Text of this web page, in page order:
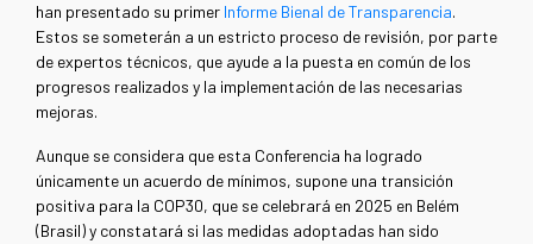
han presentado su primer Informe Bienal de Transparencia.
Estos se someterán a un estricto proceso de revisión, por parte
de expertos técnicos, que ayude a la puesta en común de los
progresos realizados y la implementación de las necesarias
mejoras.
Aunque se considera que esta Conferencia ha logrado
únicamente un acuerdo de mínimos, supone una transición
positiva para la COP30, que se celebrará en 2025 en Belém
(Brasil) y constatará si las medidas adoptadas han sido